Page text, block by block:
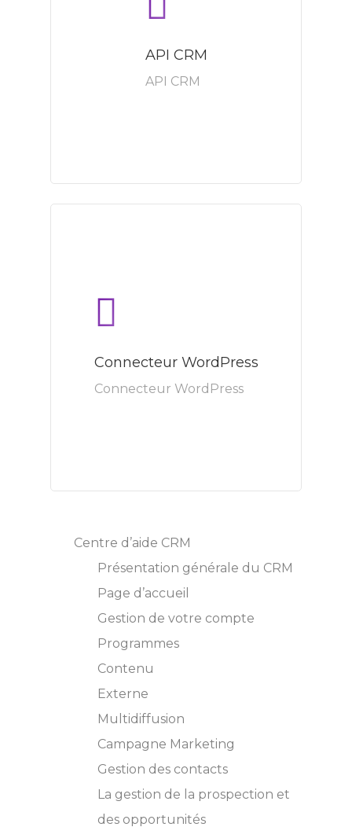
API CRM
API CRM
Connecteur WordPress
Connecteur WordPress
Centre d’aide CRM
Présentation générale du CRM
Page d’accueil
Gestion de votre compte
Programmes
Contenu
Externe
Multidiffusion
Campagne Marketing
Gestion des contacts
La gestion de la prospection et
des opportunités